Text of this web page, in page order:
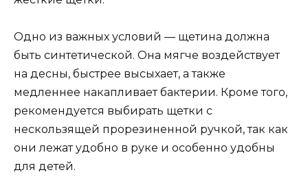
Одно из важных условий — щетина должна
быть синтетической. Она мягче воздействует
на десны, быстрее высыхает, а также
медленнее накапливает бактерии. Кроме того,
рекомендуется выбирать щетки с
нескользящей прорезиненной ручкой, так как
они лежат удобно в руке и особенно удобны
для детей.